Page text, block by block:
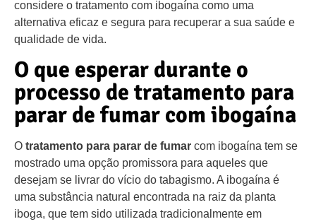
considere o tratamento com ibogaína como uma
alternativa eficaz e segura para recuperar a sua saúde e
qualidade de vida.
O que esperar durante o
processo de tratamento para
parar de fumar com ibogaína
O tratamento para parar de fumar com ibogaína tem se
mostrado uma opção promissora para aqueles que
desejam se livrar do vício do tabagismo. A ibogaína é
uma substância natural encontrada na raiz da planta
iboga, que tem sido utilizada tradicionalmente em